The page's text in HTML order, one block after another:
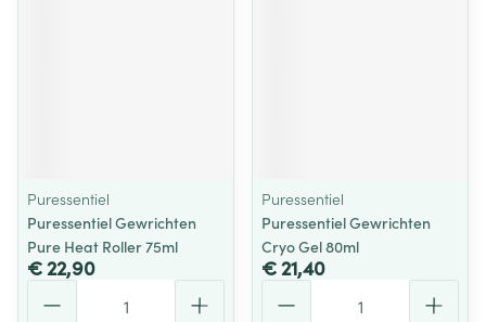
Puressentiel
Puressentiel Gewrichten
Pure Heat Roller 75ml
€ 22,90
Puressentiel
Puressentiel Gewrichten
Cryo Gel 80ml
€ 21,40